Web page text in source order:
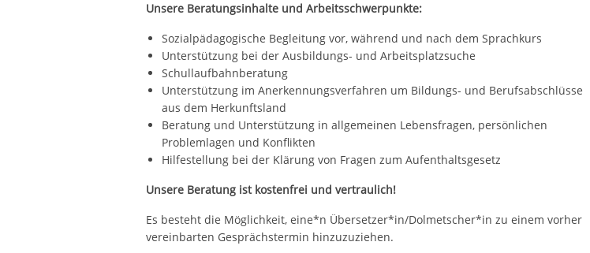
Unsere Beratungsinhalte und Arbeitsschwerpunkte:
Sozialpädagogische Begleitung vor, während und nach dem Sprachkurs
Unterstützung bei der Ausbildungs- und Arbeitsplatzsuche
Schullaufbahnberatung
Unterstützung im Anerkennungsverfahren um Bildungs- und Berufsabschlüsse
aus dem Herkunftsland
Beratung und Unterstützung in allgemeinen Lebensfragen, persönlichen
Problemlagen und Konflikten
Hilfestellung bei der Klärung von Fragen zum Aufenthaltsgesetz
Unsere Beratung ist kostenfrei und vertraulich!
Es besteht die Möglichkeit, eine*n Übersetzer*in/Dolmetscher*in zu einem vorher
vereinbarten Gesprächstermin hinzuzuziehen.